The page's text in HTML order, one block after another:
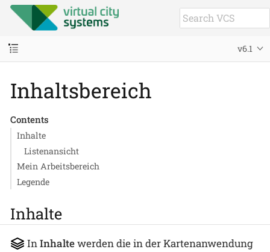
v6.1
Inhaltsbereich
Contents
Inhalte
Listenansicht
Mein Arbeitsbereich
Legende
Inhalte
InInhaltewerden die in der Kartenanwendung